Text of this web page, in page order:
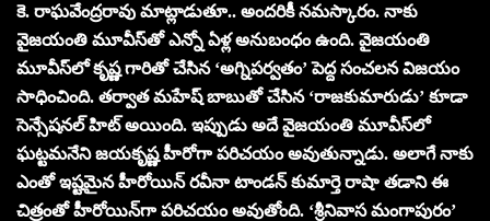
కె. రాఘవేంద్రరావు మాట్లాడుతూ.. అందరికీ నమస్కారం. నాకు
వైజయంతి మూవీస్‌తో ఎన్నో ఏళ్ల అనుబంధం ఉంది. వైజయంతి
మూవీస్‌లో కృష్ణ గారితో చేసిన ‘అగ్నిపర్వతం’ పెద్ద సంచలన విజయం
సాధించింది. తర్వాత మహేష్ బాబుతో చేసిన ‘రాజకుమారుడు’ కూడా
సెన్సేషనల్ హిట్ అయింది. ఇప్పుడు అదే వైజయంతి మూవీస్‌లో
ఘట్టమనేని జయకృష్ణ హీరోగా పరిచయం అవుతున్నాడు. అలాగే నాకు
ఎంతో ఇష్టమైన హీరోయిన్ రవీనా టాండన్ కుమార్తె రాషా తడాని ఈ
చిత్రంతో హీరోయిన్‌గా పరిచయం అవుతోంది. ‘శ్రీనివాస మంగాపురం’